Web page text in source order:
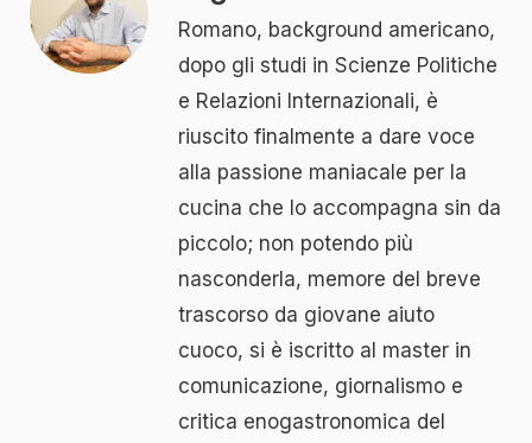
Romano, background americano,
dopo gli studi in Scienze Politiche
e Relazioni Internazionali, è
riuscito finalmente a dare voce
alla passione maniacale per la
cucina che lo accompagna sin da
piccolo; non potendo più
nasconderla, memore del breve
trascorso da giovane aiuto
cuoco, si è iscritto al master in
comunicazione, giornalismo e
critica enogastronomica del